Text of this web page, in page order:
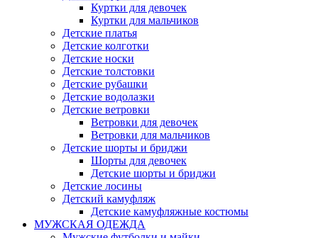
Куртки для девочек
Куртки для мальчиков
Детские платья
Детские колготки
Детские носки
Детские толстовки
Детские рубашки
Детские водолазки
Детские ветровки
Ветровки для девочек
Ветровки для мальчиков
Детские шорты и бриджи
Шорты для девочек
Детские шорты и бриджи
Детские лосины
Детский камуфляж
Детские камуфляжные костюмы
МУЖСКАЯ ОДЕЖДА